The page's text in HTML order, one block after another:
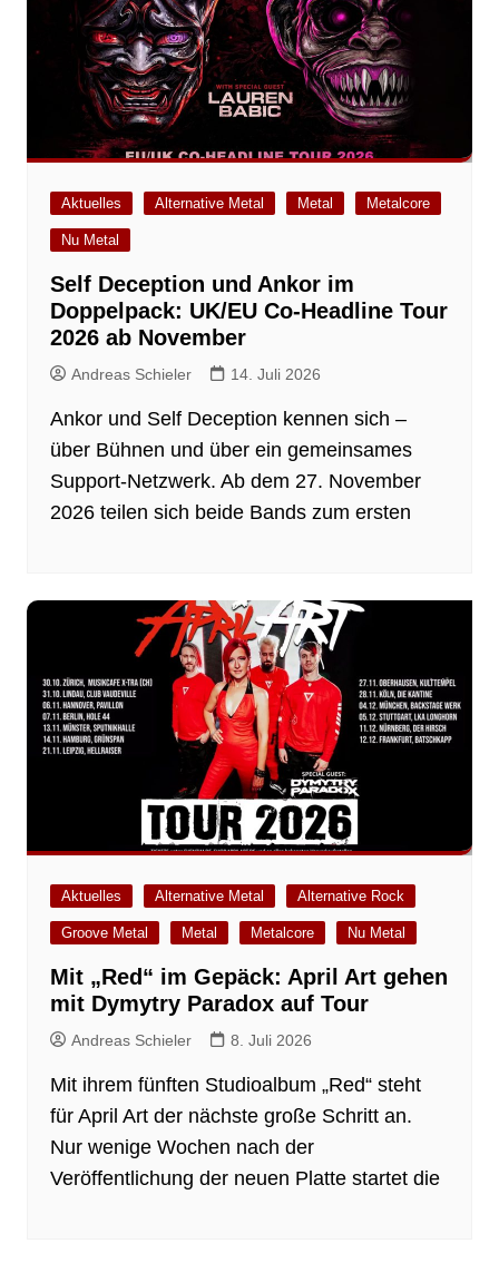
Aktuelles Alternative Metal Metal Metalcore
Nu Metal
Self Deception und Ankor im
Doppelpack: UK/EU Co-Headline Tour
2026 ab November
Andreas Schieler 14. Juli 2026
Ankor und Self Deception kennen sich –
über Bühnen und über ein gemeinsames
Support-Netzwerk. Ab dem 27. November
2026 teilen sich beide Bands zum ersten
Aktuelles Alternative Metal Alternative Rock
Groove Metal Metal Metalcore Nu Metal
Mit „Red“ im Gepäck: April Art gehen
mit Dymytry Paradox auf Tour
Andreas Schieler 8. Juli 2026
Mit ihrem fünften Studioalbum „Red“ steht
für April Art der nächste große Schritt an.
Nur wenige Wochen nach der
Veröffentlichung der neuen Platte startet die